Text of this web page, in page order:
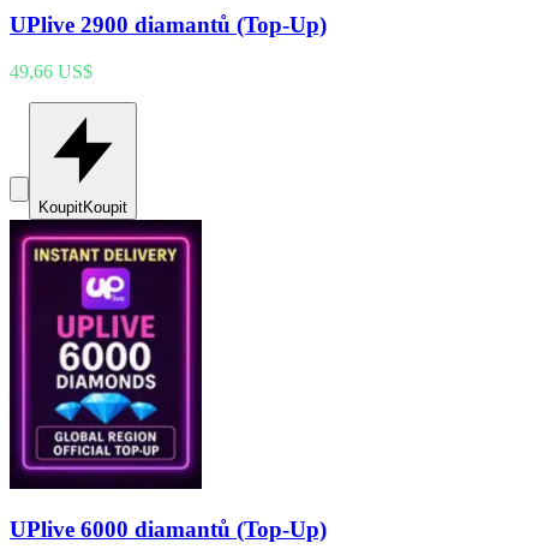
UPlive 2900 diamantů (Top-Up)
49,66 US$
KoupitKoupit
UPlive 6000 diamantů (Top-Up)